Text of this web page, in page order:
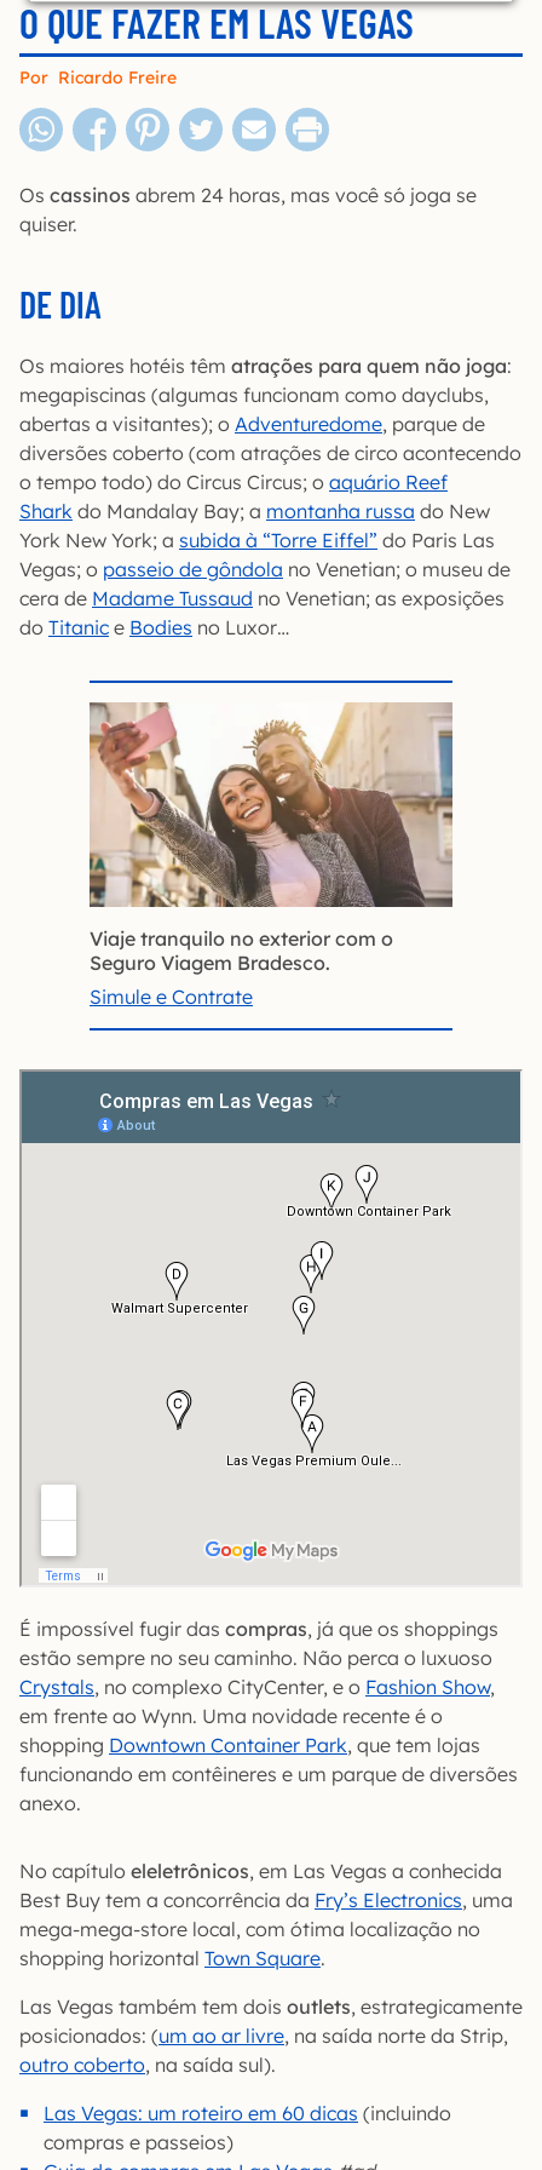
O QUE FAZER EM LAS VEGAS
Por Ricardo Freire
Os cassinos abrem 24 horas, mas você só joga se
quiser.
DE DIA
Os maiores hotéis têm atrações para quem não joga:
megapiscinas (algumas funcionam como dayclubs,
abertas a visitantes); o Adventuredome, parque de
diversões coberto (com atrações de circo acontecendo
o tempo todo) do Circus Circus; o aquário Reef
Shark do Mandalay Bay; a montanha russa do New
York New York; a subida à “Torre Eiffel” do Paris Las
Vegas; o passeio de gôndola no Venetian; o museu de
cera de Madame Tussaud no Venetian; as exposições
do Titanic e Bodies no Luxor…
Viaje tranquilo no exterior com o
Seguro Viagem Bradesco.
Simule e Contrate
É impossível fugir das compras, já que os shoppings
estão sempre no seu caminho. Não perca o luxuoso
Crystals, no complexo CityCenter, e o Fashion Show,
em frente ao Wynn. Uma novidade recente é o
shopping Downtown Container Park, que tem lojas
funcionando em contêineres e um parque de diversões
anexo.
No capítulo eleletrônicos, em Las Vegas a conhecida
Best Buy tem a concorrência da Fry’s Electronics, uma
mega-mega-store local, com ótima localização no
shopping horizontal Town Square.
Las Vegas também tem dois outlets, estrategicamente
posicionados: (um ao ar livre, na saída norte da Strip,
outro coberto, na saída sul).
Las Vegas: um roteiro em 60 dicas (incluindo
compras e passeios)